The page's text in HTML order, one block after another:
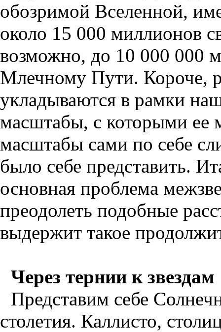
обозримой Вселенной,
около 15 000 миллионов
возможно, до 10 000 000
Млечному Пути. Короче,
укладываются в рамки
масштабы, с которыми ее
масштабы сами по себе
было себе представить.
основная проблема
преодолеть подобные
выдержит такое
Через тернии к звездам
Представим себе
столетия. Каллисто,